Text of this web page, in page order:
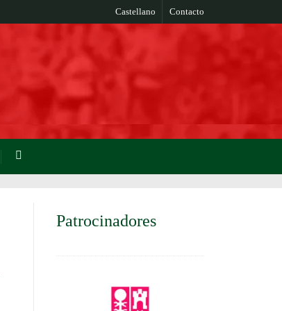
Castellano Contacto
Patrocinadores